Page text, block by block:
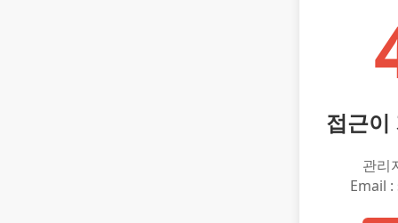
접근이
관리
Email